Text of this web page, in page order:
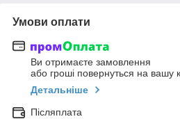
Умови оплати
Ви отримаєте замовлення
або гроші повернуться на вашу
Детальніше
Післяплата